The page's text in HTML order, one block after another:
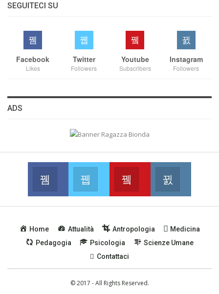
SEGUITECI SU
Facebook
Likes
Twitter
Followers
Youtube
Subscribers
Instagram
Followers
ADS
Facebook
Join us on FacebookJoin us on Twitter
Youtube
Join us on Youtube
Home Attualità Antropologia
Medicina
Pedagogia
Psicologia
Scienze Umane
Contattaci
© 2017 - All Rights Reserved.